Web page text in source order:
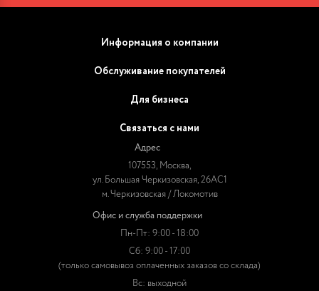
Информация о компании
Обслуживание покупателей
Для бизнеса
Связаться с нами
Адрес
107553, Москва,
ул. Большая Черкизовская, 26АС1
м. Черкизовская / Локомотив
Офис и служба поддержки
Пн-Пт: 9:00 - 18:00
Сб: 9:00 - 17:00
(только самовывоз оплаченных заказов со склада)
Вс: выходной